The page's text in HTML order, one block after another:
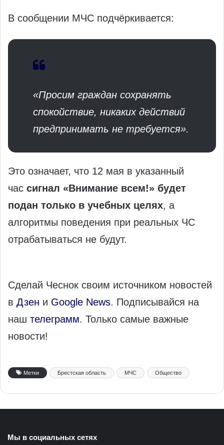
В сообщении МЧС подчёркивается:
«Просим граждан сохранять
спокойствие, никаких действий
предпринимать не требуется».
Это означает, что 12 мая в указанный
час сигнал «Внимание всем!» будет
подан только в учебных целях, а
алгоритмы поведения при реальных ЧС
отрабатываться не будут.
Сделай Чеснок своим источником новостей
в Дзен и Google News. Подписывайся на
наш телеграмм. Только самые важные
новости!
Метки Брестская область МЧС Общество
Мы в социальных сетях